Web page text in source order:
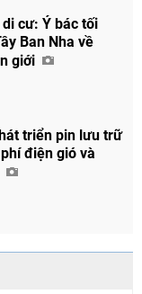
cư: Ý bác tối
Ban Nha về
giới
triển pin lưu trữ
điện gió và